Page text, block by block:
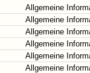
Allgemeine
Allgemeine
Allgemeine
Allgemeine
Allgemeine
Allgemeine